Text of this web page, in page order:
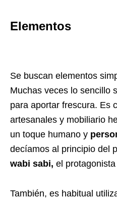
Elementos
Se buscan elementos
Muchas veces lo sencillo
para aportar frescura. Es
artesanales y mobiliario
un toque humano y
decíamos al principio del
wabi sabi, el
También, es habitual